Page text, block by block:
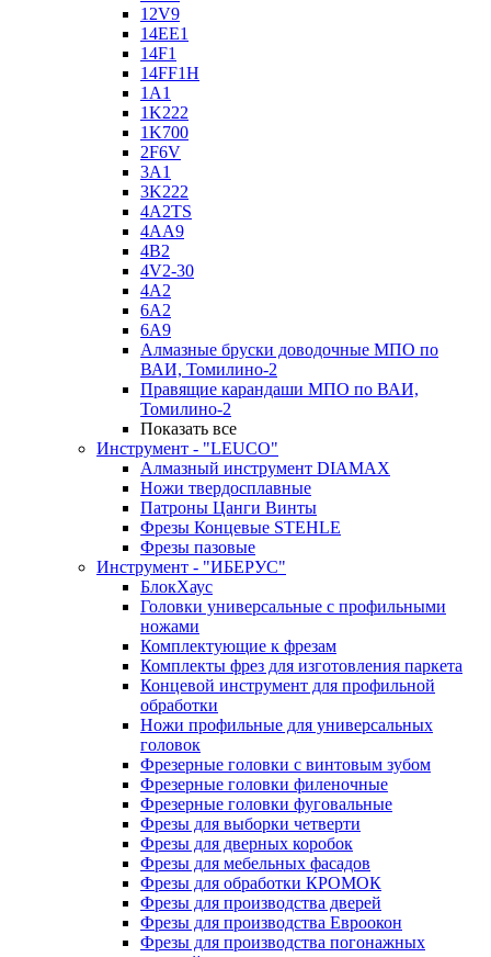
12V9
14EE1
14F1
14FF1H
1A1
1K222
1K700
2F6V
3A1
3K222
4A2TS
4AA9
4B2
4V2-30
4А2
6A2
6A9
Алмазные бруски доводочные МПО по
ВАИ, Томилино-2
Правящие карандаши МПО по ВАИ,
Томилино-2
Показать все
Инструмент - "LEUCO"
Алмазный инструмент DIAMAX
Ножи твердосплавные
Патроны Цанги Винты
Фрезы Концевые STEHLE
Фрезы пазовые
Инструмент - "ИБЕРУС"
БлокХаус
Головки универсальные с профильными
ножами
Комплектующие к фрезам
Комплекты фрез для изготовления паркета
Концевой инструмент для профильной
обработки
Ножи профильные для универсальных
головок
Фрезерные головки с винтовым зубом
Фрезерные головки филеночные
Фрезерные головки фуговальные
Фрезы для выборки четверти
Фрезы для дверных коробок
Фрезы для мебельных фасадов
Фрезы для обработки КРОМОК
Фрезы для производства дверей
Фрезы для производства Евроокон
Фрезы для производства погонажных